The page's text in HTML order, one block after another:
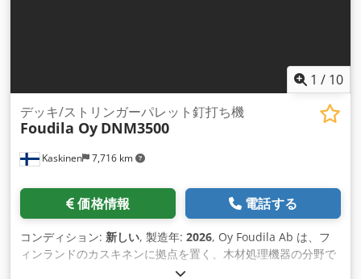
ターは、釘打ち機の背面または側面に取り付けることができま
す。 標準マシンの寸法: - ボード: 長さ 600 ～ 3500 mm、幅
60 ～ 125 mm、高さ 16 ～ 28 mm - ブロック: 長さ 60 ～ 150
mm、幅 60 ～ 125 mm、高さ 50 ～ 100 mm 容量: - 21 ブロ
mm、幅 1000 mm、高さ 1900 mm Dkedpsi Hkqmsfx Apper
の自動スタッカーも装備できます。 詳細については、お気軽に
お問い合わせください。写真とビデオ。
1 / 10
Kaskinen 7,716 km
デッキ/ストリンガーパレット釘打ち機
Foudila Oy DNM3500
価格情報 電話する
コンディション: 新しい, 製造年: 2026, Oy Foudila Ab は、フ
ィンランドのカスキネンに拠点を置く、木材処理機器の分野で
45 年以上の経験を持つ会社です。過去 15 年間、当社はパレッ